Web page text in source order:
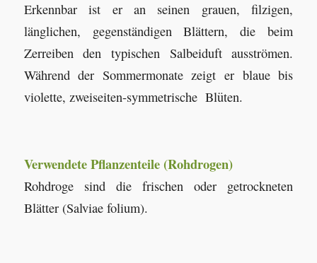
Erkennbar ist er an seinen grauen, filzigen,
länglichen, gegenständigen Blättern, die beim
Zerreiben den typischen Salbeiduft ausströmen.
Während der Sommermonate zeigt er blaue bis
violette, zweiseiten-symmetrische Blüten.
Verwendete Pflanzenteile (Rohdrogen)
Rohdroge sind die frischen oder getrockneten
Blätter (Salviae folium).